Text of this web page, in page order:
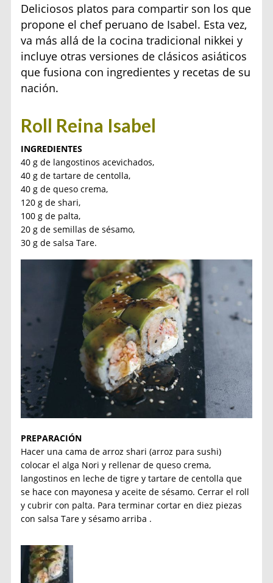
Deliciosos platos para compartir son los que
propone el chef peruano de Isabel. Esta vez,
va más allá de la cocina tradicional nikkei y
incluye otras versiones de clásicos asiáticos
que fusiona con ingredientes y recetas de su
nación.
Roll Reina Isabel
INGREDIENTES
40 g de langostinos acevichados,
40 g de tartare de centolla,
40 g de queso crema,
120 g de shari,
100 g de palta,
20 g de semillas de sésamo,
30 g de salsa Tare.
PREPARACIÓN
Hacer una cama de arroz shari (arroz para sushi)
colocar el alga Nori y rellenar de queso crema,
langostinos en leche de tigre y tartare de centolla que
se hace con mayonesa y aceite de sésamo. Cerrar el roll
y cubrir con palta. Para terminar cortar en diez piezas
con salsa Tare y sésamo arriba .